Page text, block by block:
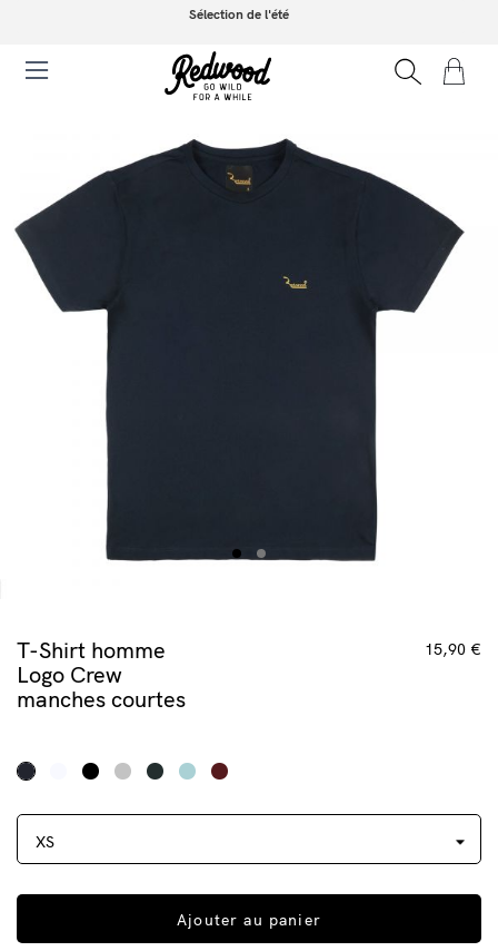
Sélection de l'été
T-Shirt homme
Logo Crew
manches courtes
15,90 €
Ajouter au panier